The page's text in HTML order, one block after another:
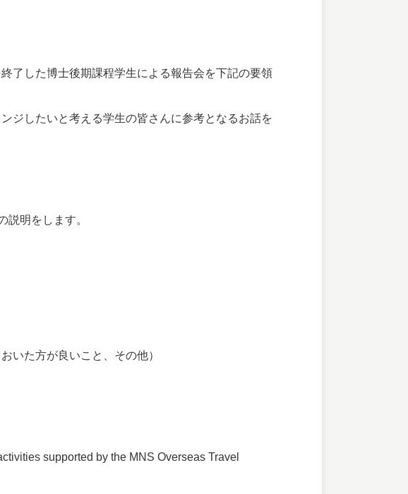
了した博士後期課程学生による報告会を下記の要領
ジしたいと考える学生の皆さんに参考となるお話を
明をします。
いた方が良いこと、その他）
supported by the MNS Overseas Travel